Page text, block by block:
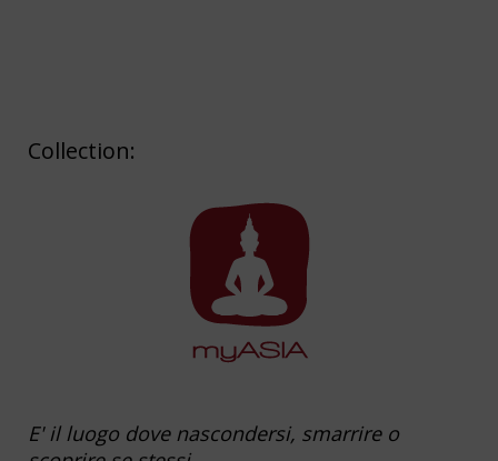
Collection:
E' il luogo dove nascondersi, smarrire o